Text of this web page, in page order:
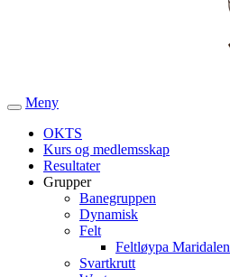
Veksle
navigasjon
Meny
OKTS
Kurs og medlemsskap
Resultater
Grupper
Banegruppen
Dynamisk
Felt
Feltløypa Maridalen
Svartkrutt